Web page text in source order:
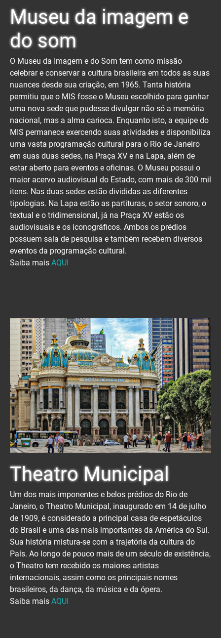
Museu da imagem e
do som
O Museu da Imagem e do Som tem como missão
celebrar e conservar a cultura brasileira em todos as suas
nuances desde sua criação, em 1965. Tanta história
permitiu que o MIS fosse o Museu escolhido para ganhar
uma nova sede que pudesse divulgar não só a memória
nacional, mas a alma carioca. Enquanto isto, a equipe do
MIS permanece exercendo suas atividades e disponibiliza
uma vasta programação cultural para o Rio de Janeiro
em suas duas sedes, na Praça XV e na Lapa, além de
estar aberto para eventos e oficinas. O Museu possui o
maior acervo audiovisual do Estado, com mais de 300 mil
itens. Nas duas sedes estão divididas as diferentes
tipologias. Na Lapa estão as partituras, o setor sonoro, o
textual e o tridimensional, já na Praça XV estão os
audiovisuais e os iconográficos. Ambos os prédios
possuem sala de pesquisa e também recebem diversos
eventos da programação cultural.
Saiba mais AQUI
Theatro Municipal
Um dos mais imponentes e belos prédios do Rio de
Janeiro, o Theatro Municipal, inaugurado em 14 de julho
de 1909, é considerado a principal casa de espetáculos
do Brasil e uma das mais importantes da América do Sul.
Sua história mistura-se com a trajetória da cultura do
País. Ao longo de pouco mais de um século de existência,
o Theatro tem recebido os maiores artistas
internacionais, assim como os principais nomes
brasileiros, da dança, da música e da ópera.
Saiba mais AQUI